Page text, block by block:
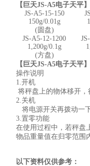
【 巨天JS-A5电子天平】
JS-A5-15-150
150g/0.01g
(圆盘)
JS-A5-12-1200
1,200g/0.1g
(方盘)
【 巨天JS-A5电子天平】
操作说明
1.开机
将秤盘上的物体移开
2.关机
将电源开关再拨动一
3.置零功能
在使用过程中，若秤
物品重量值在归零范围
以下资料仅供参考：